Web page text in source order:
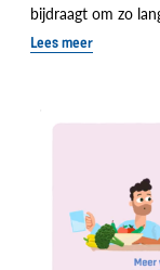
bijdraagt om zo
Lees meer